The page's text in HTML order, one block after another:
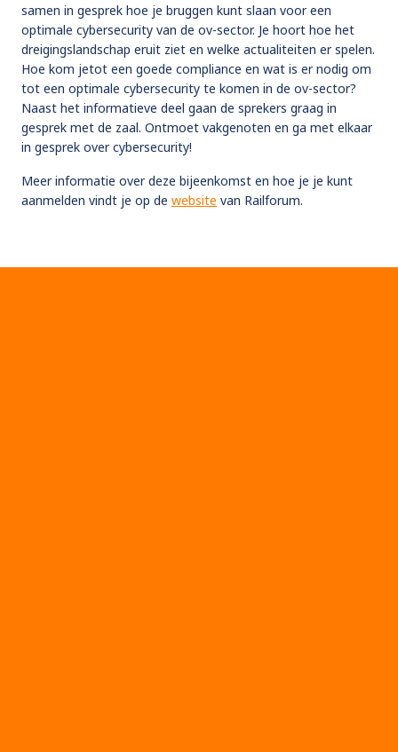
samen in gesprek hoe je bruggen kunt slaan voor een
optimale cybersecurity van de ov-sector. Je hoort hoe het
dreigingslandschap eruit ziet en welke actualiteiten er spelen.
Hoe kom jetot een goede compliance en wat is er nodig om
tot een optimale cybersecurity te komen in de ov-sector?
Naast het informatieve deel gaan de sprekers graag in
gesprek met de zaal. Ontmoet vakgenoten en ga met elkaar
in gesprek over cybersecurity!
Meer informatie over deze bijeenkomst en hoe je je kunt
aanmelden vindt je op de website van Railforum.